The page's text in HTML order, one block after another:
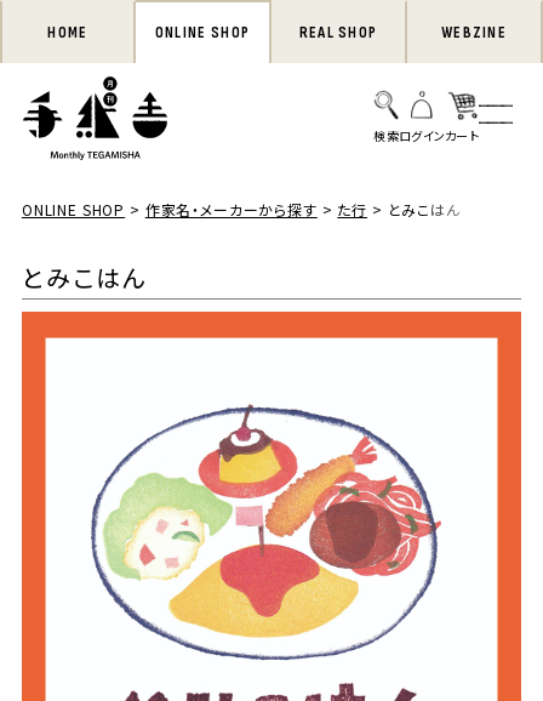
HOME ONLINE SHOP REAL SHOP WEBZINE
ONLINE SHOP 作家名・メーカーから探す た行 とみこはん
とみこはん